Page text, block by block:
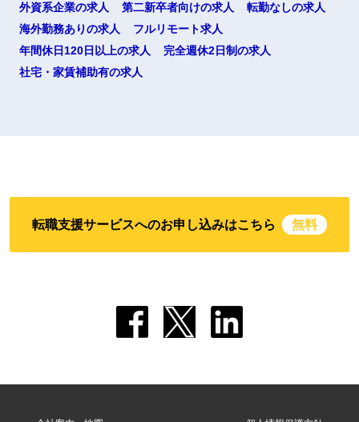
外資系企業の求人
第二新卒者向けの求人
転勤なしの求人
海外勤務ありの求人
フルリモート求人
年間休日120日以上の求人
完全週休2日制の求人
社宅・家賃補助有の求人
転職支援サービスへのお申し込みはこちら 無料